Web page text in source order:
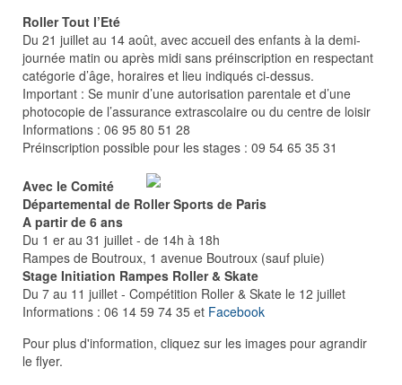
Roller Tout l’Eté
Du 21 juillet au 14 août, avec accueil des enfants à la demi-
journée matin ou après midi sans préinscription en respectant
catégorie d’âge, horaires et lieu indiqués ci-dessus.
Important : Se munir d’une autorisation parentale et d’une
photocopie de l’assurance extrascolaire ou du centre de loisir
Informations : 06 95 80 51 28
Préinscription possible pour les stages : 09 54 65 35 31
Avec le Comité
Départemental de Roller Sports de Paris
A partir de 6 ans
Du 1 er au 31 juillet - de 14h à 18h
Rampes de Boutroux, 1 avenue Boutroux (sauf pluie)
Stage Initiation Rampes Roller & Skate
Du 7 au 11 juillet - Compétition Roller & Skate le 12 juillet
Informations : 06 14 59 74 35 et Facebook
Pour plus d'information, cliquez sur les images pour agrandir
le flyer.